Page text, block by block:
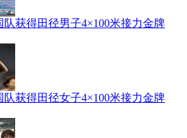
获得田径男子4×100米接力金牌
获得田径女子4×100米接力金牌